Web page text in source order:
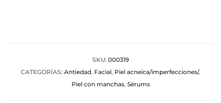
SKU: 000319
CATEGORÍAS: Antiedad, Facial, Piel acneica/imperfecciones/,
Piel con manchas, Sérums